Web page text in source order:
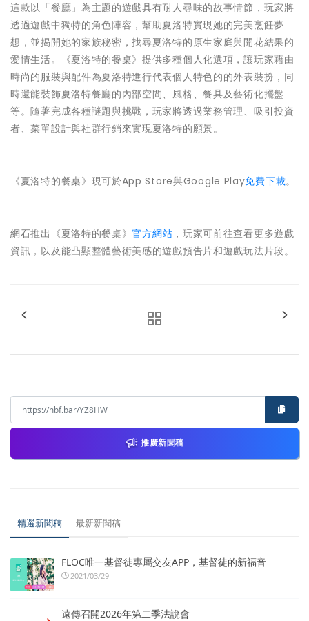
這款以「餐廳」為主題的遊戲具有耐人尋味的故事情節，玩家將
透過遊戲中獨特的角色陣容，幫助夏洛特實現她的完美烹飪夢
想，並揭開她的家族秘密，找尋夏洛特的原生家庭與開花結果的
愛情生活。《夏洛特的餐桌》提供多種個人化選項，讓玩家藉由
時尚的服裝與配件為夏洛特進行代表個人特色的的外表裝扮，同
時還能裝飾夏洛特餐廳的內部空間、風格、餐具及藝術化擺盤
等。隨著完成各種謎題與挑戰，玩家將透過業務管理、吸引投資
者、菜單設計與社群行銷來實現夏洛特的願景。
《夏洛特的餐桌》現可於App Store與Google Play免費下載。
網石推出《夏洛特的餐桌》官方網站 ，玩家可前往查看更多遊戲
資訊，以及能凸顯整體藝術美感的遊戲預告片和遊戲玩法片段。
推廣新聞稿
精選新聞稿 最新新聞稿
FLOC唯一基督徒專屬交友APP，基督徒的新福音
2021/03/29
遠傳召開2026年第二季法說會